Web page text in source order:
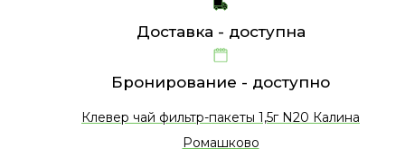
Доставка - доступна
Бронирование - доступно
Клевер чай фильтр-пакеты 1,5г N20 Калина
Ромашково